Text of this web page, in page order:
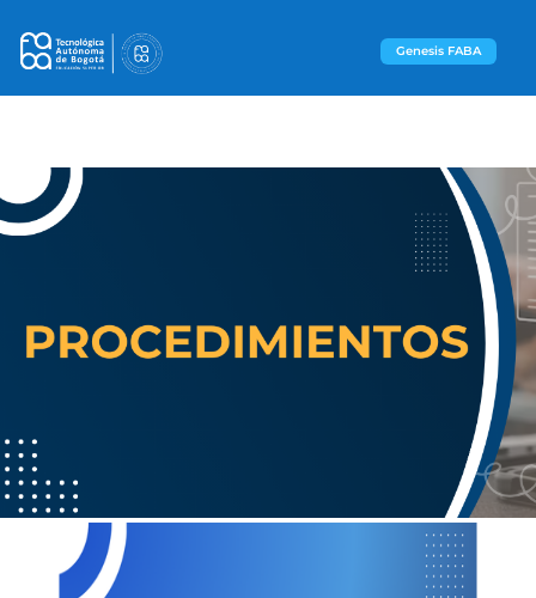
Genesis FABA